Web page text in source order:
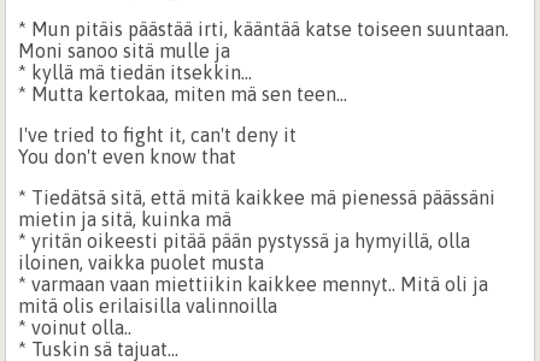
* Mun pitäis päästää irti, kääntää katse toiseen suuntaan.
Moni sanoo sitä mulle ja
* kyllä mä tiedän itsekkin...
* Mutta kertokaa, miten mä sen teen...
I've tried to fight it, can't deny it
You don't even know that
* Tiedätsä sitä, että mitä kaikkee mä pienessä päässäni
mietin ja sitä, kuinka mä
* yritän oikeesti pitää pään pystyssä ja hymyillä, olla
iloinen, vaikka puolet musta
* varmaan vaan miettiikin kaikkee mennyt.. Mitä oli ja
mitä olis erilaisilla valinnoilla
* voinut olla..
* Tuskin sä tajuat...